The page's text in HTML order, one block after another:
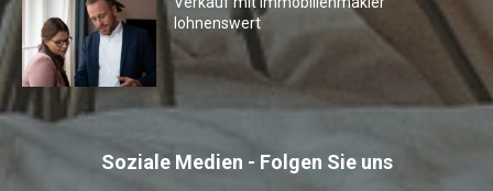
lohnenswert
Soziale Medien - Folgen Sie uns